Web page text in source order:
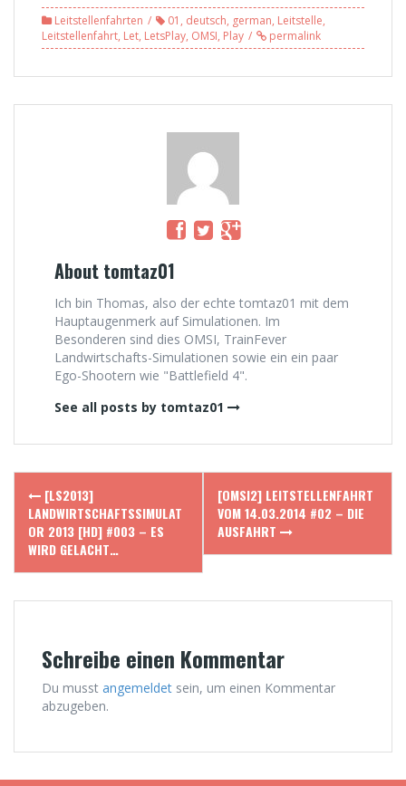
#01 – Auf gehts
in eine neue
Runde
#06 -Das Ende ist
eingeleitet (6/6)
Leitstellenfahrten 01 , deutsch, german, Leitstelle,
Leitstellenfahrt, Let, LetsPlay, OMSI, Play permalink
About tomtaz01
Ich bin Thomas, also der echte tomtaz01 mit dem
Hauptaugenmerk auf Simulationen. Im
Besonderen sind dies OMSI, TrainFever
Landwirtschafts-Simulationen sowie ein ein paar
Ego-Shootern wie "Battlefield 4".
See all posts by tomtaz01
Post
navigation
[LS2013]
LANDWIRTSCHAFTSSIMULAT
OR 2013 [HD] #003 – ES
WIRD GELACHT…
[OMSI2] LEITSTELLENFAHRT
VOM 14.03.2014 #02 – DIE
AUSFAHRT
Schreibe einen Kommentar
Du musst angemeldet sein, um einen Kommentar
abzugeben.